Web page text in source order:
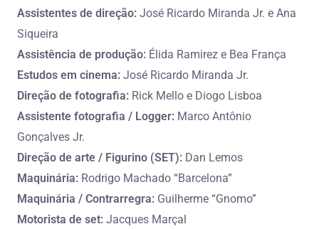
Assistentes de direção: José Ricardo Miranda Jr. e Ana
Siqueira
Assistência de produção: Élida Ramirez e Bea França
Estudos em cinema: José Ricardo Miranda Jr.
Direção de fotografia: Rick Mello e Diogo Lisboa
Assistente fotografia / Logger: Marco Antônio
Gonçalves Jr.
Direção de arte / Figurino (SET): Dan Lemos
Maquinária: Rodrigo Machado “Barcelona”
Maquinária / Contrarregra: Guilherme “Gnomo”
Motorista de set: Jacques Marçal